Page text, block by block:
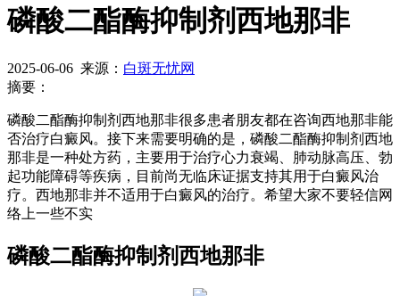
磷酸二酯酶抑制剂西地那非
2025-06-06 来源： 白斑无忧网
摘要：
磷酸二酯酶抑制剂西地那非很多患者朋友都在咨询西地那非能
否治疗白癜风。接下来需要明确的是，磷酸二酯酶抑制剂西地
那非是一种处方药，主要用于治疗心力衰竭、肺动脉高压、勃
起功能障碍等疾病，目前尚无临床证据支持其用于白癜风治
疗。西地那非并不适用于白癜风的治疗。希望大家不要轻信网
络上一些不实
磷酸二酯酶抑制剂西地那非